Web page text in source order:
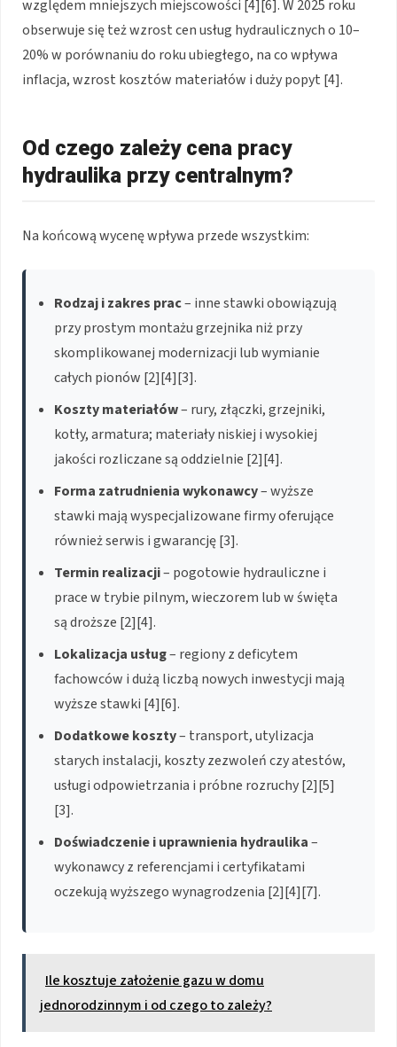
względem mniejszych miejscowości [4][6]. W 2025 roku
obserwuje się też wzrost cen usług hydraulicznych o 10–
20% w porównaniu do roku ubiegłego, na co wpływa
inflacja, wzrost kosztów materiałów i duży popyt [4].
Od czego zależy cena pracy
hydraulika przy centralnym?
Na końcową wycenę wpływa przede wszystkim:
Rodzaj i zakres prac– inne stawki obowiązują
przy prostym montażu grzejnika niż przy
skomplikowanej modernizacji lub wymianie
całych pionów [2][4][3].
Koszty materiałów– rury, złączki, grzejniki,
kotły, armatura; materiały niskiej i wysokiej
jakości rozliczane są oddzielnie [2][4].
Forma zatrudnienia wykonawcy– wyższe
stawki mają wyspecjalizowane firmy oferujące
również serwis i gwarancję [3].
Termin realizacji– pogotowie hydrauliczne i
prace w trybie pilnym, wieczorem lub w święta
są droższe [2][4].
Lokalizacja usług– regiony z deficytem
fachowców i dużą liczbą nowych inwestycji mają
wyższe stawki [4][6].
Dodatkowe koszty– transport, utylizacja
starych instalacji, koszty zezwoleń czy atestów,
usługi odpowietrzania i próbne rozruchy [2][5]
[3].
Doświadczenie i uprawnienia hydraulika–
wykonawcy z referencjami i certyfikatami
oczekują wyższego wynagrodzenia [2][4][7].
Ile kosztuje założenie gazu w domu
jednorodzinnym i od czego to zależy?